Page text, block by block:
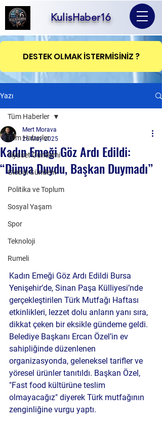
KulisHaber16
DESTEK OLMAK İSTERMİSİNİZ ?
Yazı
Tüm Haberler
Siyaset Gündemi
Global Gündem
Politika ve Toplum
Sosyal Yaşam
Spor
Teknoloji
Rumeli
Tüm Haberler
Kadın Emeği Göz Ardı Edildi:
“Dünya Duydu, Başkan Duymadı”
Mert Morava
26 May 2025
Kadın Emeği Göz Ardı Edildi Bursa
Yenişehir’de, Sinan Paşa Külliyesi’nde
gerçekleştirilen Türk Mutfağı Haftası
etkinlikleri, lezzet dolu anların yanı sıra,
dikkat çeken bir eksikle gündeme geldi.
Belediye Başkanı Ercan Özel’in ev
sahipliğinde düzenlenen
organizasyonda, geleneksel tarifler ve
yöresel ürünler tanıtıldı. Başkan Özel,
"Fast food kültürüne teslim
olmayacağız" diyerek Türk mutfağının
zenginliğine vurgu yaptı.